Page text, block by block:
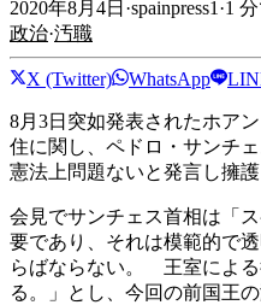
2020年8月4日 ·spainpress1 ·1
政治·汚職
X (Twitter) WhatsApp
8月3日突如発表されたホア
住に関し、ペドロ・サンチ
憲法上問題ないと発言し擁護
会見でサンチェス首相は「
要であり、それは模範的で
らばならない。 王室によ
る。」とし、今回の前国王